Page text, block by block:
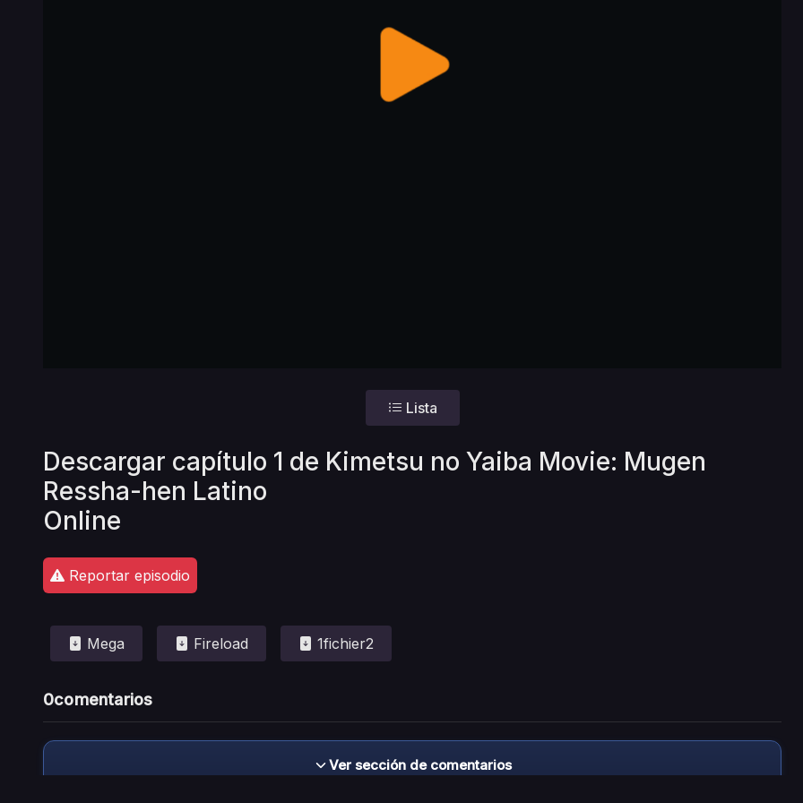
Lista
Descargar capítulo 1 de Kimetsu no Yaiba Movie: Mugen
Ressha-hen Latino
Online
Reportar episodio
Mega Fireload 1fichier2
0comentarios
Ver sección de comentarios